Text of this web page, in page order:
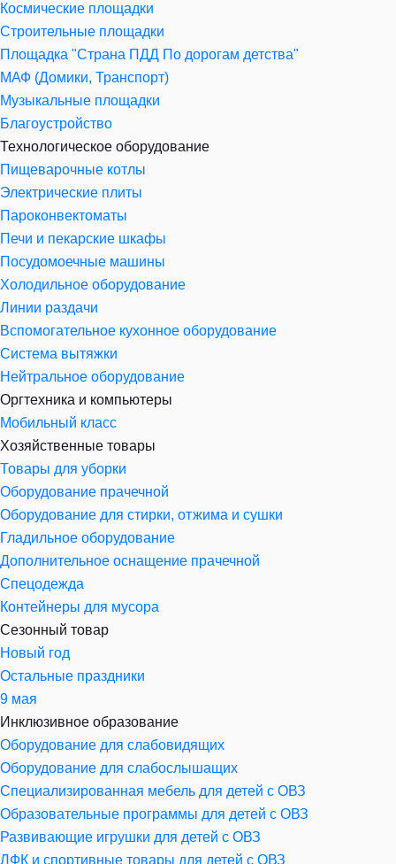
Космические площадки
Строительные площадки
Площадка "Страна ПДД По дорогам детства"
МАФ (Домики, Транспорт)
Музыкальные площадки
Благоустройство
Технологическое оборудование
Пищеварочные котлы
Электрические плиты
Пароконвектоматы
Печи и пекарские шкафы
Посудомоечные машины
Холодильное оборудование
Линии раздачи
Вспомогательное кухонное оборудование
Система вытяжки
Нейтральное оборудование
Оргтехника и компьютеры
Мобильный класс
Хозяйственные товары
Товары для уборки
Оборудование прачечной
Оборудование для стирки, отжима и сушки
Гладильное оборудование
Дополнительное оснащение прачечной
Спецодежда
Контейнеры для мусора
Сезонный товар
Новый год
Остальные праздники
9 мая
Инклюзивное образование
Оборудование для слабовидящих
Оборудование для слабослышащих
Специализированная мебель для детей с ОВЗ
Образовательные программы для детей с ОВЗ
Развивающие игрушки для детей с ОВЗ
ЛФК и спортивные товары для детей с ОВЗ